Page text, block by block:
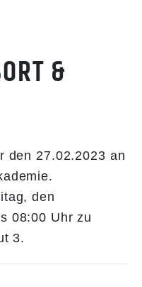
&
den 27.02.2023 an
den
08:00 Uhr zu
3.